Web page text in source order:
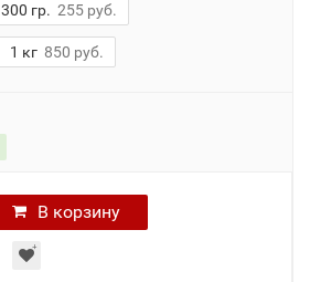
300 гр. 255 руб.
1 кг 850 руб.
В корзину